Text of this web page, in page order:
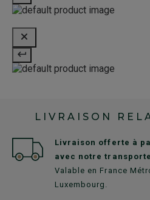
LIVRAISON
Livraison offerte à
avec notre
Valable en France
Luxembourg.